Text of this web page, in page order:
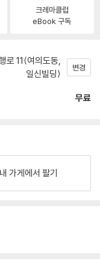
크레마클럽
eBook 구독
로 11(여의도동,
일신빌딩)
변경
무료
내 가게에서 팔기